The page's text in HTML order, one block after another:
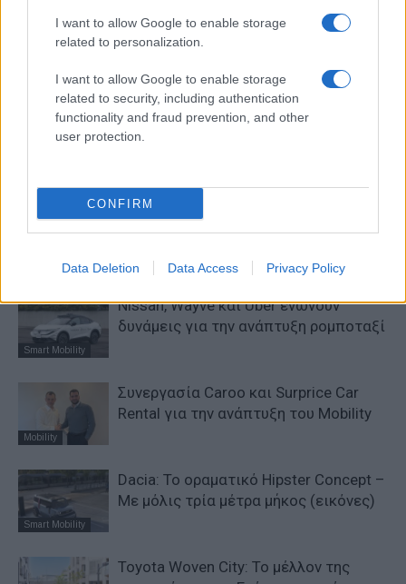
I want to allow Google to enable storage
related to personalization.
I want to allow Google to enable storage
related to security, including authentication
functionality and fraud prevention, and other
user protection.
CONFIRM
Data Deletion Data Access Privacy Policy
Προηγούμενο άρθρο
CLOi GuideBot – Η Hyundai
φέρνει τα ρομπότ της LG στα
αυτοκίνητα
Επόμενο άρθρο
Suzuki Product of the month:
Αξεσουάρ & επιλογές
ΠΑΡΟΜΟΙΑ ΑΡΘΡΑ
Smart Mobility
Nissan, Wayve και Uber ενώνουν
δυνάμεις για την ανάπτυξη ρομποταξί
Mobility
Συνεργασία Caroo και Surprice Car
Rental για την ανάπτυξη του Mobility
Smart Mobility
Dacia: To oραματικό Hipster Concept –
Με μόλις τρία μέτρα μήκος (εικόνες)
Toyota Woven City: Το μέλλον της